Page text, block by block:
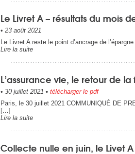
Le Livret A – résultats du mois
• 23 août 2021
Le Livret A reste le point d’ancrage de
Lire la suite
L’assurance vie, le retour de
• 30 juillet 2021 • télécharger le pdf
Paris, le 30 juillet 2021 COMMUNIQUÉ DE
[…]
Lire la suite
Collecte nulle en juin, le Livet